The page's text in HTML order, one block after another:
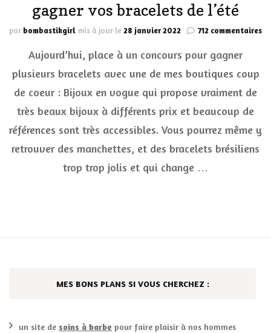
gagner vos bracelets de l’été
par bombastikgirl mis à jour le28 janvier 2022 712 commentaires
Aujourd’hui, place à un concours pour gagner
plusieurs bracelets avec une de mes boutiques coup
de coeur : Bijoux en vogue qui propose vraiment de
très beaux bijoux à différents prix et beaucoup de
références sont très accessibles. Vous pourrez même y
retrouver des manchettes, et des bracelets brésiliens
trop trop jolis et qui change …
MES BONS PLANS SI VOUS CHERCHEZ :
un site de soins à barbe pour faire plaisir à nos hommes